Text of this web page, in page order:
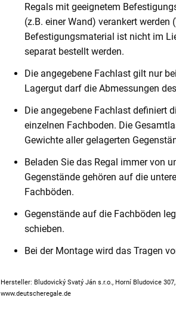
Regals mit geeignetem
(z.B. einer Wand) verankert
Befestigungsmaterial ist nicht im
separat bestellt werden.
Die angegebene Fachlast gilt nur
Lagergut darf die Abmessungen
Die angegebene Fachlast definiert
einzelnen Fachboden. Die
Gewichte aller gelagerten
Beladen Sie das Regal immer von
Gegenstände gehören auf die
Fachböden.
Gegenstände auf die Fachböden
schieben.
Bei der Montage wird das Tragen
Hersteller: Bludovický Svatý Ján s.r.o., Horní Bludovice
www.deutscheregale.de